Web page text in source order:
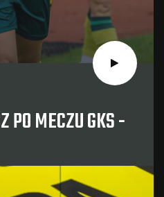
PO MECZU GKS -